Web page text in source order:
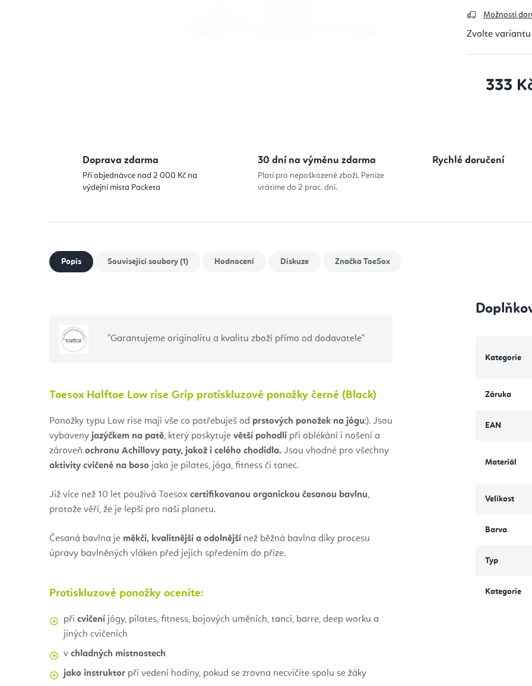
Možnosti
Zvolte variantu
333
Doprava zdarma
Při objednávce nad 2 000 Kč na
výdejní místa Packeta
30 dní na výměnu zdarma
Platí pro nepoškozené zboží. Peníze
vrátíme do 2 prac. dní.
Rychlé doručení
Popis Související soubory (1) Hodnocení Diskuze Značka ToeSox
"Garantujeme originalitu a kvalitu zboží přímo od dodavatele"
Toesox Halftoe Low rise Grip protiskluzové ponožky černé (Black)
Ponožky typu Low rise mají vše co potřebuješ od prstových ponožek na jógu:). Jsou
vybaveny jazýčkem na patě, který poskytuje větší pohodlí při oblékání i nošení a
zároveň ochranu Achillovy paty, jakož i celého chodidla. Jsou vhodné pro všechny
aktivity cvičené na boso jako je pilates, jóga, fitness či tanec.
Již více než 10 let používá Toesox certifikovanou organickou česanou bavlnu,
protože věří, že je lepší pro naši planetu.
Česaná bavlna je měkčí, kvalitnější a odolnější než běžná bavlna díky procesu
úpravy bavlněných vláken před jejich spředením do příze.
Protiskluzové ponožky oceníte:
při cvičení jógy, pilates, fitness, bojových uměních, tanci, barre, deep worku a
jiných cvičeních
v chladných místnostech
jako instruktor při vedení hodiny, pokud se zrovna necvičíte spolu se žáky
Kategorie
Záruka
EAN
Materiál
Velikost
Barva
Typ
Kategorie